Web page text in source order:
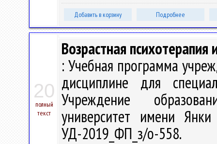
Добавить в корзину Подробнее
20
полный
текст
Возрастная психотерапия
: Учебная программа
дисциплине для
Учреждение
университет имени
УД-2019_ФП_з/о-558.